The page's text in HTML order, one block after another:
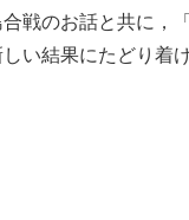
戦のお話と共に，
い結果にたどり着